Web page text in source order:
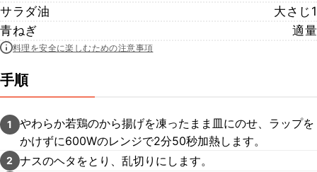
サラダ油
大さじ1
青ねぎ
適量
料理を安全に楽しむための注意事項
手順
1
やわらか若鶏のから揚げを凍ったまま皿にのせ、ラップを
かけずに600Wのレンジで2分50秒加熱します。
2 ナスのヘタをとり、乱切りにします。